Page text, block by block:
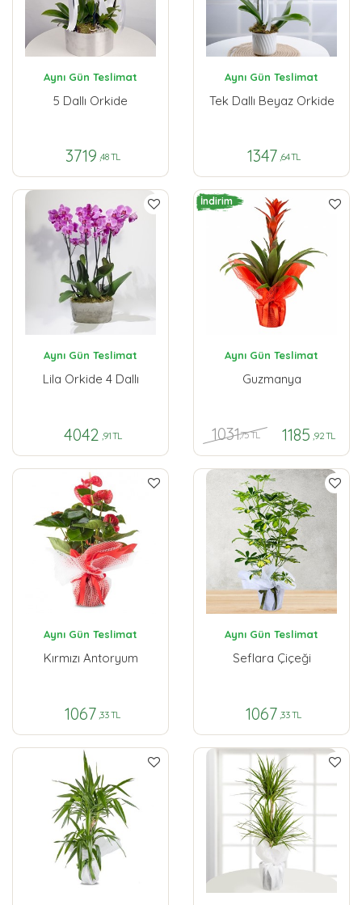
Aynı Gün Teslimat
5 Dallı Orkide
3719 ,48 TL
Aynı Gün Teslimat
Tek Dallı Beyaz Orkide
1347 ,64 TL
Aynı Gün Teslimat
Lila Orkide 4 Dallı
4042 ,91 TL
İndirim
Aynı Gün Teslimat
Guzmanya
1031,75 TL 1185 ,92 TL
Aynı Gün Teslimat
Kırmızı Antoryum
1067 ,33 TL
Aynı Gün Teslimat
Seflara Çiçeği
1067 ,33 TL